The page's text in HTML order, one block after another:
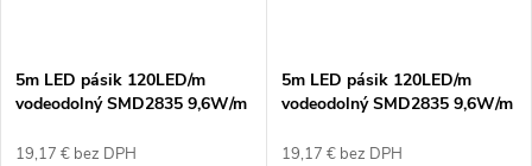
5m LED pásik 120LED/m
vodeodolný SMD2835 9,6W/m
19,17 € bez DPH
5m LED pásik 120LED/m
vodeodolný SMD2835 9,6W/m
19,17 € bez DPH